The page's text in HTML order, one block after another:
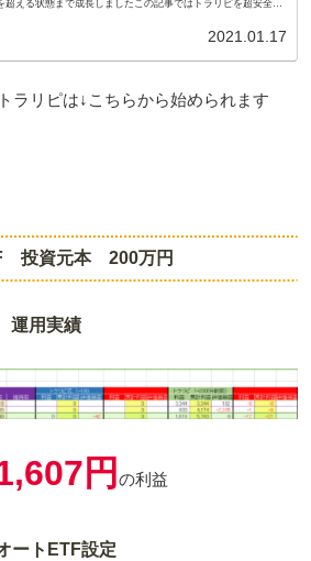
超える状態まで成長しましたこの記事ではトラリピを超安全に
2021.01.17
ラリピは↓こちらから始められます
投資元本 200万円
運用実績
円 の利益
ートETF設定